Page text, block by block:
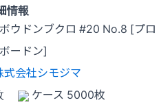
情報
ボウドンブクロ #20 No.8 [プロ
ードン]
式会社シモジマ
ケース 5000枚